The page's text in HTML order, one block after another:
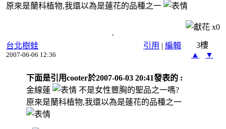
原來是蘭科植物,我還以為是蓮花的品種之一
x0
引用 | 編輯
台北樹蛙
2007-06-06 12:36
3樓
▲
▼
下面是引用cooter於2007-06-03 20:41發表的 :
金線蓮
不是女性豐胸的聖品之一嗎?
原來是蘭科植物,我還以為是蓮花的品種之一